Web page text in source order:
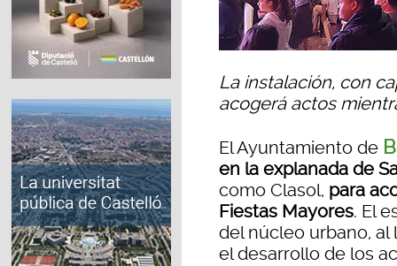
La instalación, con
acogerá actos
El Ayuntamiento de
en la explanada de
como Clasol, para
Fiestas Mayores. El
del núcleo urbano,
el desarrollo de los